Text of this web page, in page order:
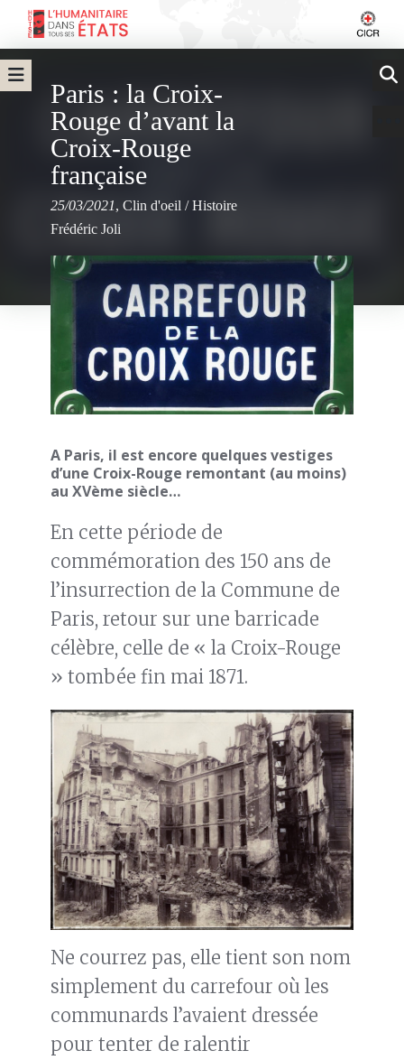
Paris : la Croix-
Rouge d’avant la
Croix-Rouge
française
25/03/2021, Clin d'oeil /Histoire
Frédéric Joli
A Paris, il est encore quelques vestiges
d’une Croix-Rouge remontant (au moins)
au XVème siècle…
En cette période de
commémoration des 150 ans de
l’insurrection de la Commune de
Paris, retour sur une barricade
célèbre, celle de « la Croix-Rouge
» tombée fin mai 1871.
Ne courrez pas, elle tient son nom
simplement du carrefour où les
communards l’avaient dressée
pour tenter de ralentir